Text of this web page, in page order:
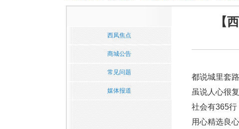
西凤焦点
商城公告
常见问题
媒体报道
【
都说城里套
虽说人心很
社会有365行
用心精选良